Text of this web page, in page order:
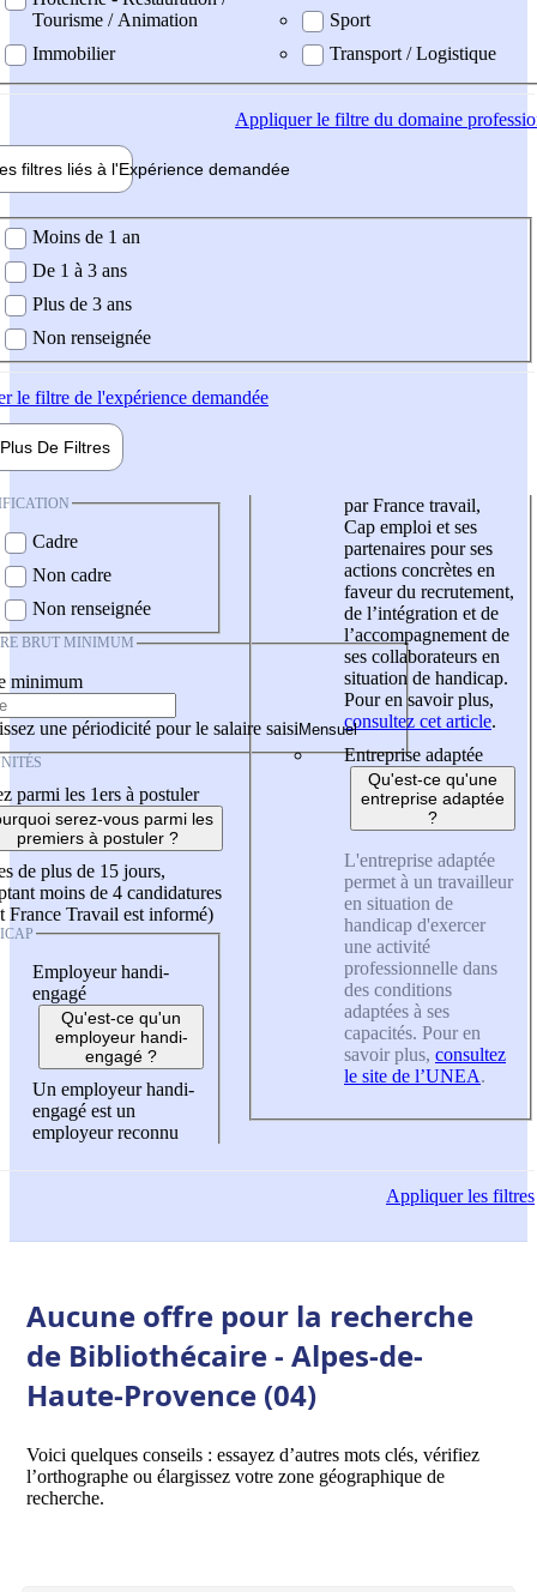
Tourisme / Animation
Immobilier
Sport
Transport / Logistique
Appliquerle filtre du domaine
filtres liés à l'Expérience demandée
demandée
Moins de 1 an
De 1 à 3 ans
Plus de 3 ans
Non renseignée
le filtre de l'expérience demandée
Plus De Filtres
Cadre
Non cadre
Non renseignée
BRUT MINIMUM
minimum
une périodicité pour le salaire saisi
parmi les 1ers à postuler
serez-vous parmi les
premiers à postuler ?
de plus de 15 jours,
moins de 4 candidatures
France Travail est informé)
Employeur handi-
engagé
Qu'est-ce qu'un
employeur handi-
engagé ?
Un employeur handi-
engagé est un
employeur reconnu
par France travail,
Cap emploi et ses
partenaires pour ses
actions concrètes en
faveur du recrutement,
de l’intégration et de
l’accompagnement de
ses collaborateurs en
situation de handicap.
Pour en savoir plus,
consultez cet article.
Entreprise adaptée
Qu'est-ce qu'une
entreprise adaptée
?
L'entreprise adaptée
permet à un travailleur
en situation de
handicap d'exercer
une activité
professionnelle dans
des conditions
adaptées à ses
capacités. Pour en
savoir plus, consultez
le site de l’UNEA.
Appliquerles filtres
Aucune offre pour la recherche
de Bibliothécaire - Alpes-de-
Haute-Provence (04)
Voici quelques conseils : essayez d’autres mots clés, vérifiez
l’orthographe ou élargissez votre zone géographique de
recherche.